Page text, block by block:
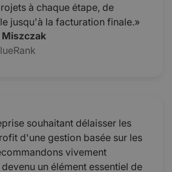
à chaque étape, de
jusqu'à la facturation finale.»
Miszczak
souhaitant délaisser les
d'une gestion basée sur les
vivement
un élément essentiel de